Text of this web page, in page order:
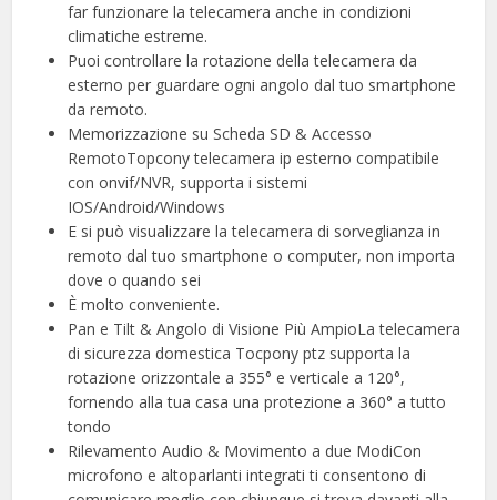
far funzionare la telecamera anche in condizioni
climatiche estreme.
Puoi controllare la rotazione della telecamera da
esterno per guardare ogni angolo dal tuo smartphone
da remoto.
Memorizzazione su Scheda SD & Accesso
RemotoTopcony telecamera ip esterno compatibile
con onvif/NVR, supporta i sistemi
IOS/Android/Windows
E si può visualizzare la telecamera di sorveglianza in
remoto dal tuo smartphone o computer, non importa
dove o quando sei
È molto conveniente.
Pan e Tilt & Angolo di Visione Più AmpioLa telecamera
di sicurezza domestica Tocpony ptz supporta la
rotazione orizzontale a 355° e verticale a 120°,
fornendo alla tua casa una protezione a 360° a tutto
tondo
Rilevamento Audio & Movimento a due ModiCon
microfono e altoparlanti integrati ti consentono di